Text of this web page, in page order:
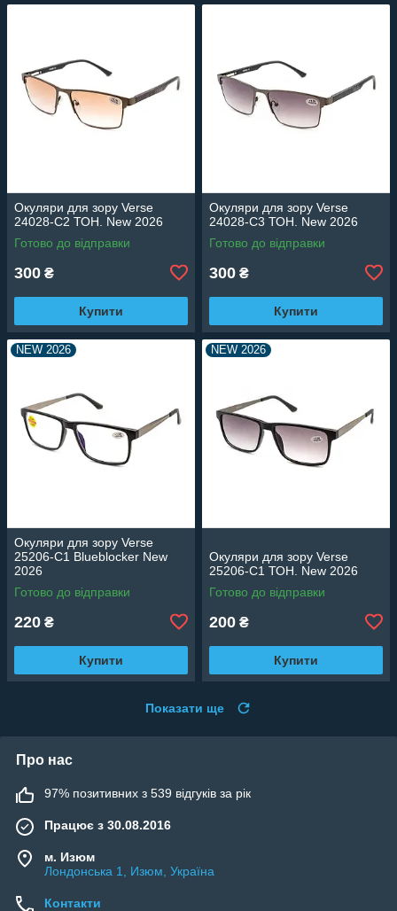
Окуляри для зору Verse
24028-C2 ТОН. New 2026
Готово до відправки
300 ₴
Купити
Окуляри для зору Verse
24028-C3 ТОН. New 2026
Готово до відправки
300 ₴
Купити
NEW 2026
Окуляри для зору Verse
25206-C1 Blueblocker New
2026
Готово до відправки
220 ₴
Купити
NEW 2026
Окуляри для зору Verse
25206-C1 ТОН. New 2026
Готово до відправки
200 ₴
Купити
Показати ще
Про нас
97% позитивних з 539 відгуків за рік
Працює з 30.08.2016
м. Изюм
Лондонська 1, Изюм, Україна
Контакти